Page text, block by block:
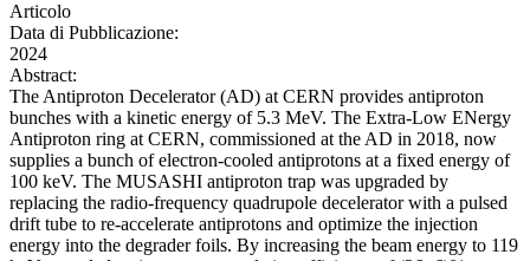
Articolo
Data di Pubblicazione:
2024
Abstract:
The Antiproton Decelerator (AD) at CERN provides antiproton
bunches with a kinetic energy of 5.3 MeV. The Extra-Low ENergy
Antiproton ring at CERN, commissioned at the AD in 2018, now
supplies a bunch of electron-cooled antiprotons at a fixed energy of
100 keV. The MUSASHI antiproton trap was upgraded by
replacing the radio-frequency quadrupole decelerator with a pulsed
drift tube to re-accelerate antiprotons and optimize the injection
energy into the degrader foils. By increasing the beam energy to 119